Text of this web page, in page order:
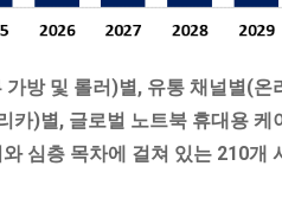
방 및 롤러)별, 유통 채널별(
카)별, 글로벌 노트북 휴대용
심층 목차에 걸쳐 있는 210개